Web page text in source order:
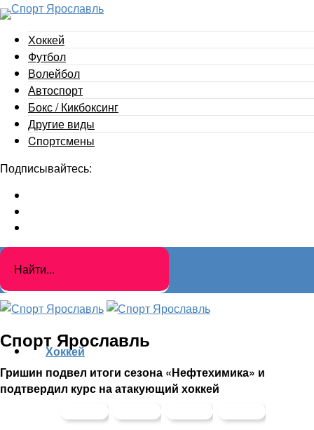
Хоккей
Футбол
Волейбол
Автоспорт
Бокс / Кикбоксинг
Другие виды
Cпортсмены
Подписывайтесь:
Спорт Ярославль
Гришин подвел итоги сезона «Нефтехимика» и
подтвердил курс на атакующий хоккей
Хоккей